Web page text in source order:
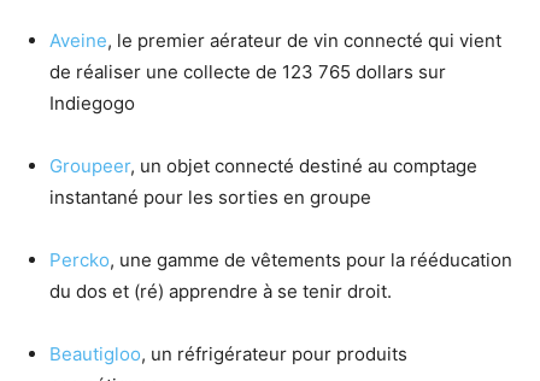
Aveine, le premier aérateur de vin connecté qui vient
de réaliser une collecte de 123 765 dollars sur
Indiegogo
Groupeer, un objet connecté destiné au comptage
instantané pour les sorties en groupe
Percko, une gamme de vêtements pour la rééducation
du dos et (ré) apprendre à se tenir droit.
Beautigloo, un réfrigérateur pour produits